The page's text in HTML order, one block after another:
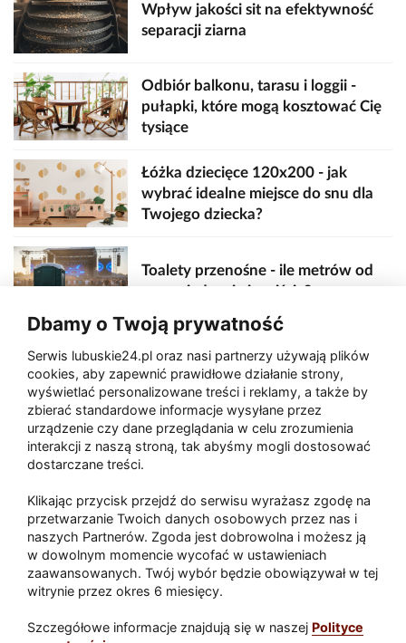
Wpływ jakości sit na efektywność
separacji ziarna
Odbiór balkonu, tarasu i loggii -
pułapki, które mogą kosztować Cię
tysiące
Łóżka dziecięce 120x200 - jak
wybrać idealne miejsce do snu dla
Twojego dziecka?
Toalety przenośne - ile metrów od
sceny, jedzenia i wejścia?
Zaatakował seniora na "kwadracie"
Akcja po pożarze w Gorzowie.
Ruszyła rozbiórka ściany spalonej
Paliwa
Raport Dodaj raport
Sport
Dbamy o Twoją prywatność
Serwis lubuskie24.pl oraz nasi partnerzy używają plików
cookies, aby zapewnić prawidłowe działanie strony,
wyświetlać personalizowane treści i reklamy, a także by
zbierać standardowe informacje wysyłane przez
urządzenie czy dane przeglądania w celu zrozumienia
interakcji z naszą stroną, tak abyśmy mogli dostosować
dostarczane treści.
Klikając przycisk przejdź do serwisu wyrażasz zgodę na
przetwarzanie Twoich danych osobowych przez nas i
naszych Partnerów. Zgoda jest dobrowolna i możesz ją
w dowolnym momencie wycofać w ustawieniach
zaawansowanych. Twój wybór będzie obowiązywał w tej
witrynie przez okres 6 miesięcy.
Szczegółowe informacje znajdują się w naszej Polityce